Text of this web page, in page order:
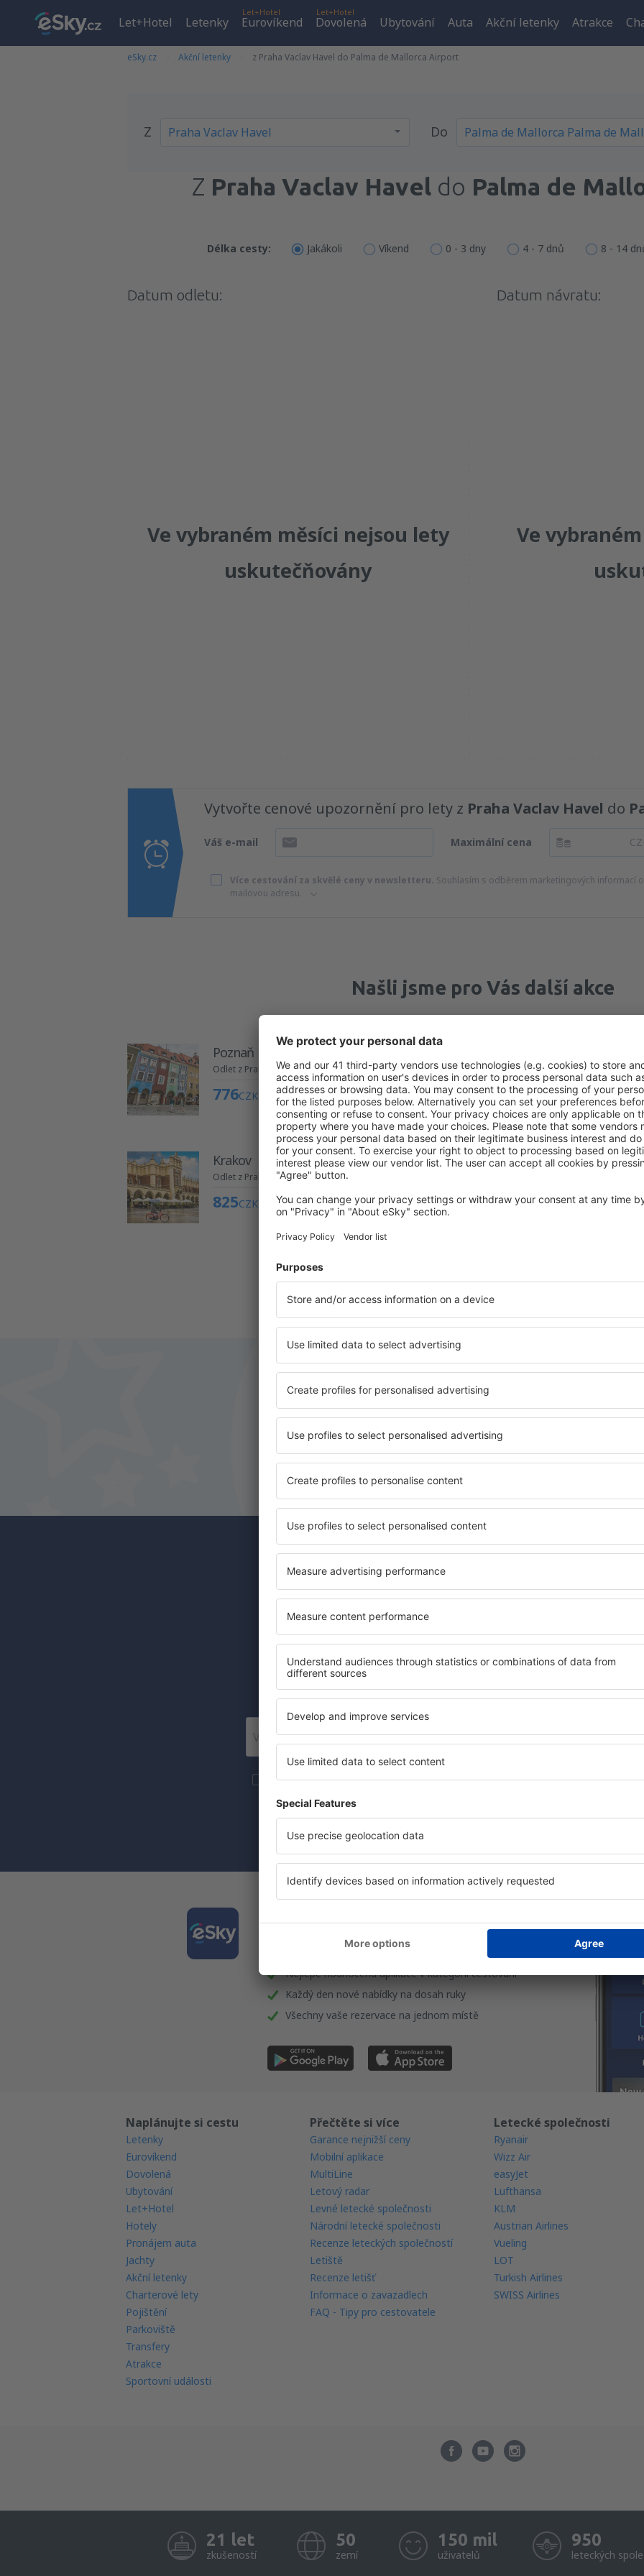
Let+Hotel Letenky
Let+Hotel
Eurovíkend
Let+Hotel
Dovolená Ubytování Auta Akční letenky Atrakce
eSky.cz Akční letenky z Praha Vaclav Havel do Palma de Mallorca Airport
Z Do
Z Praha Vaclav Havel do Palma de
Délka cesty: Jakákoli Víkend 0 - 3 dny 4 - 7 dnů 8 - 14
Datum odletu:
Ve vybraném měsíci nejsou lety
uskutečňovány
Datum návratu:
Ve
Vytvořte cenové upozornění pro lety z Praha Vaclav Havel do
Váš e-mail Maximální cena
Více cestování za skvělé ceny v newsletteru. Souhlasím s odběrem marketingových informací
mailovou adresu.
Našli jsme pro Vás další akce
Poznaň
Odlet z Prahy
776CZK
Krakov
Odlet z Prahy
825CZK
Odlet z Prahy
873CZK
Brusel
897CZK
Ukaž více akcí
Šetřete čas a peníze.
Rezervujte si Let+Hotel
eSky.cz!
Odběratelé newsletteru cestují
Levné lety, dovolené, eurovíkendy - získejte informace o
akčních letenkách dříve než kdokoli jiný.
Posíláme jen to nejlepší, máte naše čestné
Více cestování za skvělé ceny v newsletteru.Souhlasím s odběrem marketingových
Zaznačením políčka pro odběr newsletteru, vepsáním e-mailové adresy a zvolením
(současně) vyjadřujete souhlas na zpracování osobních údajů
Stáhněte si naši aplikaci
a plánujte své cesty pohodlně
Nejlépe hodnocená aplikace v kategorii cestování
Každý den nové nabídky na dosah ruky
Všechny vaše rezervace na jednom místě
Naplánujte si cestu
Letenky
Eurovíkend
Dovolená
Ubytování
Let+Hotel
Hotely
Pronájem auta
Jachty
Akční letenky
Charterové lety
Pojištění
Parkoviště
Transfery
Atrakce
Sportovní události
Přečtěte si více
Garance nejnižší ceny
Mobilní aplikace
MultiLine
Letový radar
Levné letecké společnosti
Národní letecké společnosti
Recenze leteckých společností
Letiště
Recenze letišť
Informace o zavazadlech
FAQ - Tipy pro cestovatele
Letecké společnosti
Ryanair
Wizz Air
easyJet
Lufthansa
KLM
Austrian Airlines
Vueling
LOT
Turkish Airlines
SWISS Airlines
21 let
zkušeností
50
zemí
150 mil
uživatelů
950
leteckých